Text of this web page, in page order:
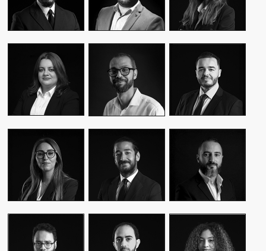
WASSIM KASSARI
CHIEF FINANCIAL
OFFICER
MALIK IRAQI
MANAGING
DIRECTOR
YASMINE MYRIAM
DIRECTOR OF
OPERATIONS –
PUBLIC RELATIONS
MOUNA EL AZIM
DIRECTOR OF
OPERATIONS
AMINE LAGSSIR
STRATEGY
DIRECTOR
KARIM BENKIRAN
CHIEF CREATIVE
OFFICER
MEKHTOUME
PMO CHANGE &
WALID BAHYA
BUSINESS LEAD
GROUP
SAMI SABER
MEDIA RELATIONS
DIRECTOR